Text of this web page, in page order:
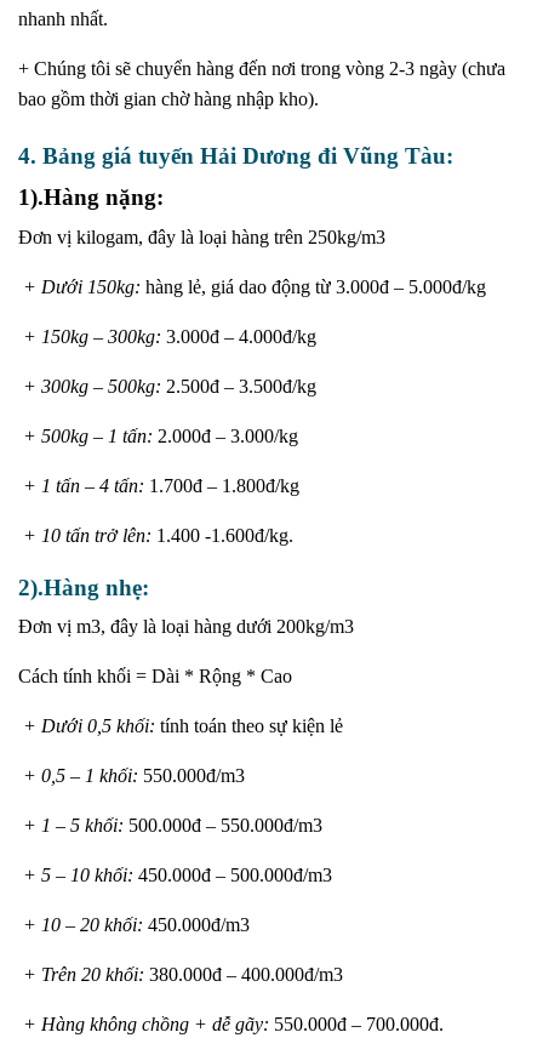
nhanh nhất.
+ Chúng tôi sẽ chuyển hàng đến nơi trong vòng 2-3 ngày (chưa
bao gồm thời gian chờ hàng nhập kho).
4. Bảng giá tuyến Hải Dương đi Vũng Tàu:
1).Hàng nặng:
Đơn vị kilogam, đây là loại hàng trên 250kg/m3
+ Dưới 150kg: hàng lẻ, giá dao động từ 3.000đ – 5.000đ/kg
+ 150kg – 300kg: 3.000đ – 4.000đ/kg
+ 300kg – 500kg: 2.500đ – 3.500đ/kg
+ 500kg – 1 tấn: 2.000đ – 3.000/kg
+ 1 tấn – 4 tấn: 1.700đ – 1.800đ/kg
+ 10 tấn trở lên: 1.400 -1.600đ/kg.
2).Hàng nhẹ:
Đơn vị m3, đây là loại hàng dưới 200kg/m3
Cách tính khối = Dài * Rộng * Cao
+ Dưới 0,5 khối: tính toán theo sự kiện lẻ
+ 0,5 – 1 khối: 550.000đ/m3
+ 1 – 5 khối: 500.000đ – 550.000đ/m3
+ 5 – 10 khối: 450.000đ – 500.000đ/m3
+ 10 – 20 khối: 450.000đ/m3
+ Trên 20 khối: 380.000đ – 400.000đ/m3
+ Hàng không chồng + dễ gãy: 550.000đ – 700.000đ.